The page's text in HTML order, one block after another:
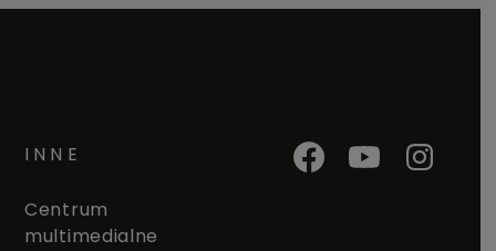
INNE
Centrum
multimedialne